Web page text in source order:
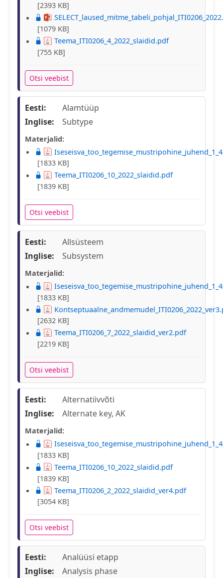
[2393 KB]
[1079 KB]
Teema_ITI0206_4_2022_slaidid.pdf
[755 KB]
Otsi veebist
Eesti:
Alamtüüp
Inglise:
Subtype
Materjalid:
[1833 KB]
Teema_ITI0206_10_2022_slaidid.pdf
[1839 KB]
Otsi veebist
Eesti:
Allsüsteem
Inglise:
Subsystem
Materjalid:
[1833 KB]
[2632 KB]
Teema_ITI0206_7_2022_slaidid_ver2.pdf
[2219 KB]
Otsi veebist
Eesti:
Alternatiivvõti
Inglise:
Alternate key, AK
Materjalid:
[1833 KB]
Teema_ITI0206_10_2022_slaidid.pdf
[1839 KB]
Teema_ITI0206_2_2022_slaidid_ver4.pdf
[3054 KB]
Otsi veebist
Eesti:
Analüüsi etapp
Inglise:
Analysis phase